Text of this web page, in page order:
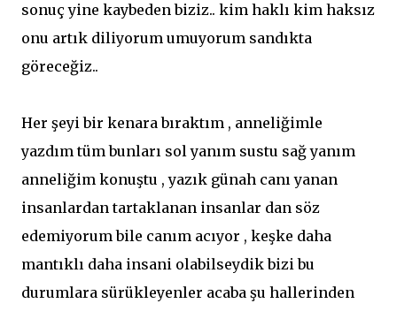
sonuç yine kaybeden biziz.. kim haklı kim haksız
onu artık diliyorum umuyorum sandıkta
göreceğiz..
Her şeyi bir kenara bıraktım , anneliğimle
yazdım tüm bunları sol yanım sustu sağ yanım
anneliğim konuştu , yazık günah canı yanan
insanlardan tartaklanan insanlar dan söz
edemiyorum bile canım acıyor , keşke daha
mantıklı daha insani olabilseydik bizi bu
durumlara sürükleyenler acaba şu hallerinden